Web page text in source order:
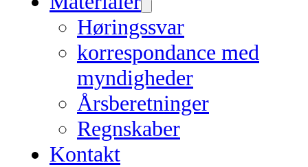
Høringssvar
korrespondance med
myndigheder
Årsberetninger
Regnskaber
Kontakt